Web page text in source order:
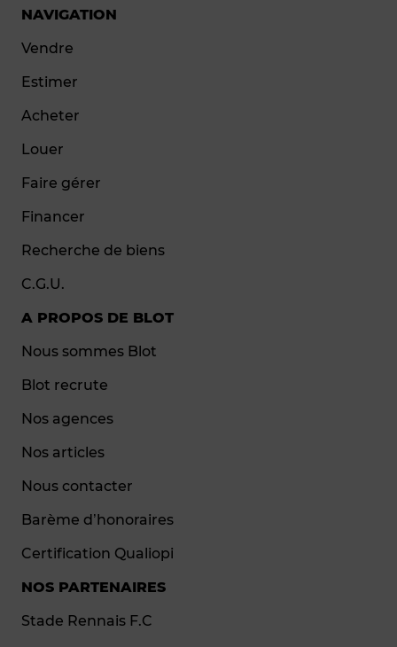
NAVIGATION
Vendre
Estimer
Acheter
Louer
Faire gérer
Financer
Recherche de biens
C.G.U.
A PROPOS DE BLOT
Nous sommes Blot
Blot recrute
Nos agences
Nos articles
Nous contacter
Barème d’honoraires
Certification Qualiopi
NOS PARTENAIRES
Stade Rennais F.C